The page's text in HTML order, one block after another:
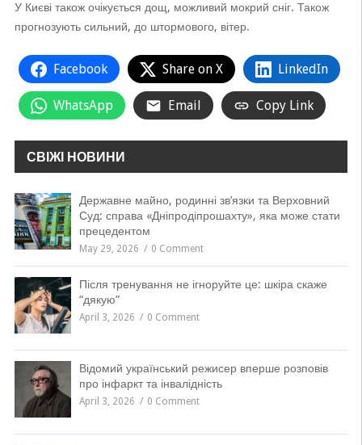
У Києві також очікується дощ, можливий мокрий сніг. Також
прогнозують сильний, до штормового, вітер.
Facebook Share on X LinkedIn
WhatsApp Email Copy Link
СВІЖІ НОВИНИ
Державне майно, родинні зв’язки та Верховний
Суд: справа «Дніпродіпрошахту», яка може стати
прецедентом
May 29, 2026 0 Comment
Після тренування не ігноруйте це: шкіра скаже
“дякую”
April 3, 2026 0 Comment
Відомий український режисер вперше розповів
про інфаркт та інвалідність
April 3, 2026 0 Comment